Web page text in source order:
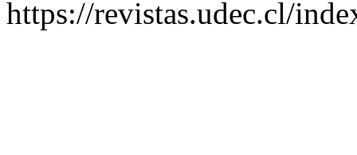
https://revistas.udec.cl/